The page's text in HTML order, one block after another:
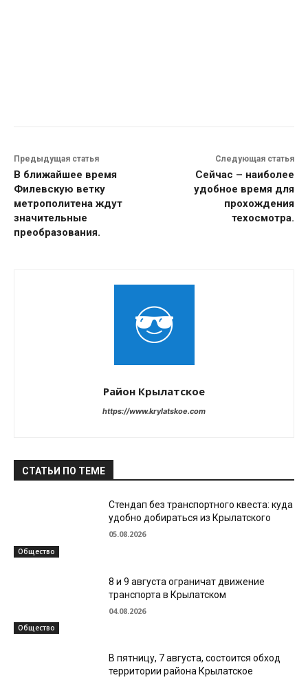
Предыдущая статья
В ближайшее время
Филевскую ветку
метрополитена ждут
значительные
преобразования.
Следующая статья
Сейчас – наиболее
удобное время для
прохождения
техосмотра.
Район Крылатское
https://www.krylatskoe.com
СТАТЬИ ПО ТЕМЕ
Общество
Стендап без транспортного квеста: куда
удобно добираться из Крылатского
05.08.2026
Общество
8 и 9 августа ограничат движение
транспорта в Крылатском
04.08.2026
В пятницу, 7 августа, состоится обход
территории района Крылатское